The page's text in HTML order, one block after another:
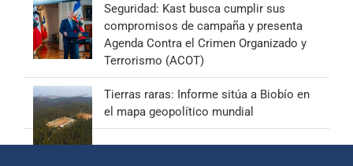
Seguridad: Kast busca cumplir sus
compromisos de campaña y presenta
Agenda Contra el Crimen Organizado y
Terrorismo (ACOT)
Tierras raras: Informe sitúa a Biobío en
el mapa geopolítico mundial